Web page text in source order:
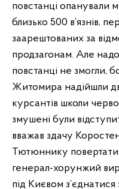
повстанці опанували
близько 500 в’язнів,
заарештованих за
продзагонам. Але
повстанці не змогли,
Житомира надійшли
курсантів школи
змушені були
вважав здачу
Тютюннику повертати
генерал-хорунжий
під Києвом